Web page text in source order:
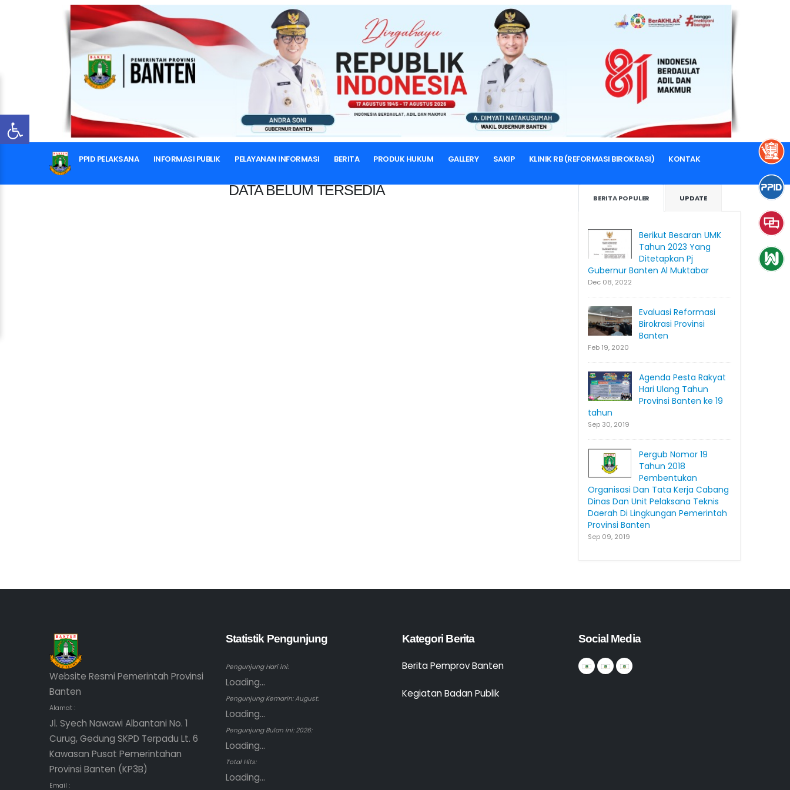
PPID PELAKSANA INFORMASI PUBLIK PELAYANAN INFORMASI BERITA PRODUK HUKUM GALLERY SAKIP KLINIK RB (REFORMASI BIROKRASI) KONTAK
BERANDA
DATA BELUM TERSEDIA
BERITA POPULER UPDATE
Berikut Besaran UMK
Tahun 2023 Yang
Ditetapkan Pj
Gubernur Banten Al Muktabar
Dec 08, 2022
Evaluasi Reformasi
Birokrasi Provinsi
Banten
Feb 19, 2020
Agenda Pesta Rakyat
Hari Ulang Tahun
Provinsi Banten ke 19
tahun
Sep 30, 2019
Pergub Nomor 19
Tahun 2018
Pembentukan
Organisasi Dan Tata Kerja Cabang
Dinas Dan Unit Pelaksana Teknis
Daerah Di Lingkungan Pemerintah
Provinsi Banten
Sep 09, 2019
Website Resmi Pemerintah Provinsi
Banten
Alamat :
Jl. Syech Nawawi Albantani No. 1
Curug, Gedung SKPD Terpadu Lt. 6
Kawasan Pusat Pemerintahan
Provinsi Banten (KP3B)
Email :
Statistik Pengunjung
Pengunjung Hari ini:
Loading...
Pengunjung Kemarin: August:
Loading...
Pengunjung Bulan ini: 2026:
Loading...
Total Hits:
Loading...
Kategori Berita
Berita Pemprov Banten
Kegiatan Badan Publik
Social Media